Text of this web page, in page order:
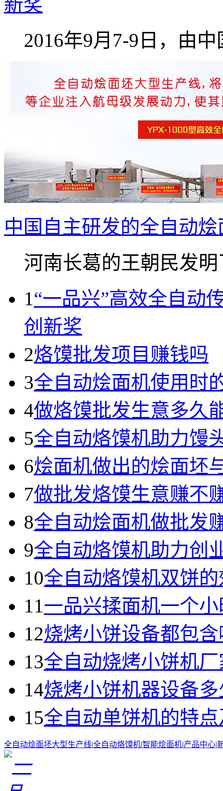
新奖
2016年9月7-9日，由中
中国自主研发的全自动
河南长葛的王朝民发明
1“一品兴”高效全自动
创新奖
2烙馍批发项目赚钱吗
3全自动烩面机使用时
4做烙馍批发生意多久
5全自动烙馍机助力馒
6烩面机做出的烩面坯
7做批发烙馍生意赚不
8全自动烩面机做批发
9全自动烙馍机助力创
10全自动烙馍机双饼
11一品兴揉面机一个
12烧烤小饼设备都包
13全自动烧烤小饼机
14烧烤小饼机器设备
15全自动单饼机的特
全自动烩面坯大型生产线|全自动烙馍机|智能烩面机|产品中心|